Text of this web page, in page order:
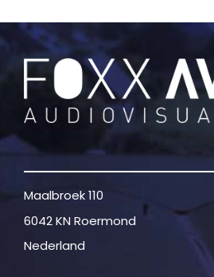
Maalbroek 110
6042 KN Roermond
Nederland